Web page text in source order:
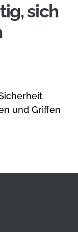
sich
und Griffen